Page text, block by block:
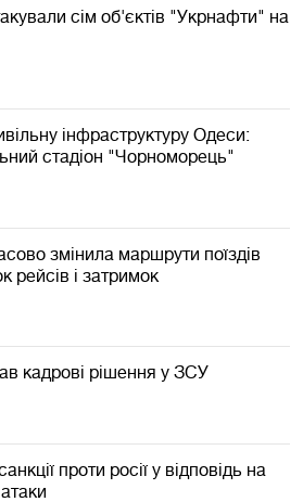
сім об'єктів "Укрнафти" на
інфраструктуру Одеси:
стадіон "Чорноморець"
змінила маршрути поїздів
рейсів і затримок
кадрові рішення у ЗСУ
проти росії у відповідь на